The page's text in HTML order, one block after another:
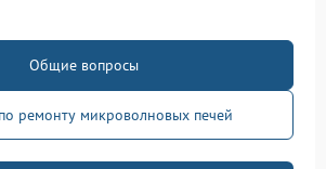
Общие вопросы
ремонту микроволновых печей